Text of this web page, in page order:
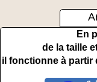
En
de la taille
il fonctionne à partir